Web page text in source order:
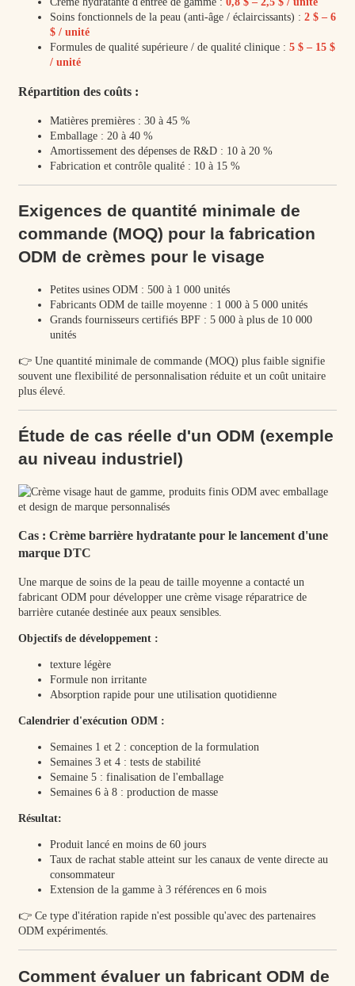
Soins fonctionnels de la peau (anti-âge / éclaircissants) : 2 $ – 6
$ / unité
Formules de qualité supérieure / de qualité clinique : 5 $ – 15 $
/ unité
Répartition des coûts :
Matières premières : 30 à 45 %
Emballage : 20 à 40 %
Amortissement des dépenses de R&D : 10 à 20 %
Fabrication et contrôle qualité : 10 à 15 %
Exigences de quantité minimale de
commande (MOQ) pour la fabrication
ODM de crèmes pour le visage
Petites usines ODM : 500 à 1 000 unités
Fabricants ODM de taille moyenne : 1 000 à 5 000 unités
Grands fournisseurs certifiés BPF : 5 000 à plus de 10 000
unités
👉 Une quantité minimale de commande (MOQ) plus faible signifie
souvent une flexibilité de personnalisation réduite et un coût unitaire
plus élevé.
Étude de cas réelle d'un ODM (exemple
au niveau industriel)
Cas : Crème barrière hydratante pour le lancement d'une
marque DTC
Une marque de soins de la peau de taille moyenne a contacté un
fabricant ODM pour développer une crème visage réparatrice de
barrière cutanée destinée aux peaux sensibles.
Objectifs de développement :
texture légère
Formule non irritante
Absorption rapide pour une utilisation quotidienne
Calendrier d'exécution ODM :
Semaines 1 et 2 : conception de la formulation
Semaines 3 et 4 : tests de stabilité
Semaine 5 : finalisation de l'emballage
Semaines 6 à 8 : production de masse
Résultat:
Produit lancé en moins de 60 jours
Taux de rachat stable atteint sur les canaux de vente directe au
consommateur
Extension de la gamme à 3 références en 6 mois
👉 Ce type d'itération rapide n'est possible qu'avec des partenaires
ODM expérimentés.
Comment évaluer un fabricant ODM de